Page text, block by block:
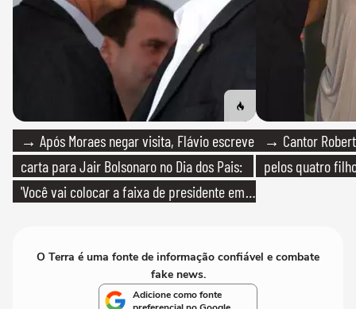
→ Após Moraes negar visita, Flávio escreve
carta para Jair Bolsonaro no Dia dos Pais:
'Você vai colocar a faixa de presidente em
→ Cantor
pelos quatro
O Terra é uma fonte de informação confiável e combate
fake news.
Adicione como fonte